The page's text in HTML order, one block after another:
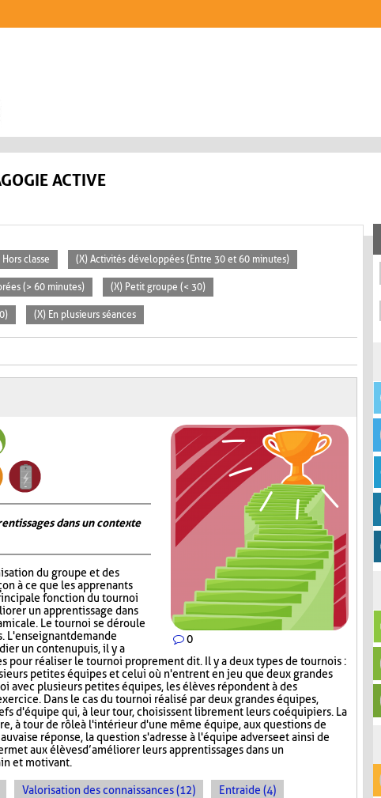
ACTIVE
Hors classe (X) Activités développées (Entre 30 et 60 minutes)
(> 60 minutes) (X) Petit groupe (< 30)
(X) En plusieurs séances
0
dans un contexte
du groupe et des
à ce que les apprenants
fonction du tournoi
un apprentissage dans
Le tournoi se déroule
L'enseignant demande
un contenu puis, il y a
pour réaliser le tournoi proprement dit. Il y a deux types de tournois :
petites équipes et celui où n'entrent en jeu que deux grandes
avec plusieurs petites équipes, les élèves répondent à des
Dans le cas du tournoi réalisé par deux grandes équipes,
d'équipe qui, à leur tour, choisissent librement leurs coéquipiers. La
à tour de rôle à l'intérieur d'une même équipe, aux questions de
réponse, la question s'adresse à l'équipe adverse et ainsi de
aux élèves d’améliorer leurs apprentissages dans un
et motivant.
Valorisation des connaissances (12) Entraide (4)